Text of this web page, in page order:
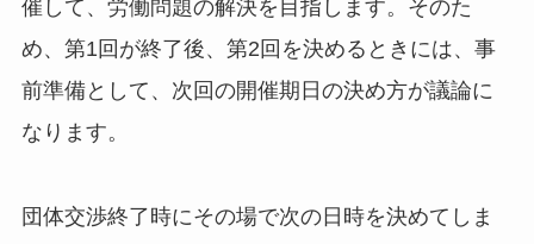
催して、労働問題の解決を目指します。そのた
め、第1回が終了後、第2回を決めるときには、事
前準備として、次回の開催期日の決め方が議論に
なります。
団体交渉終了時にその場で次の日時を決めてしま